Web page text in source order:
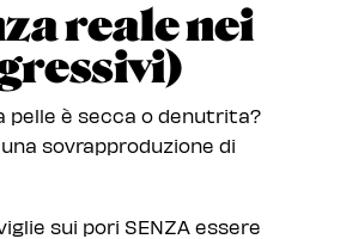
reale nei
pelle è secca o denutrita?
sovrapproduzione di
sui pori SENZA essere